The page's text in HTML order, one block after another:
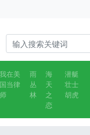
我在美
国当律
师
雨
丛
林
海
天
之
恋
潜艇
壮士
胡虎